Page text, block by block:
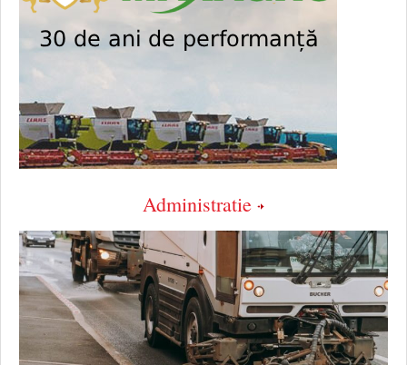
Administratie